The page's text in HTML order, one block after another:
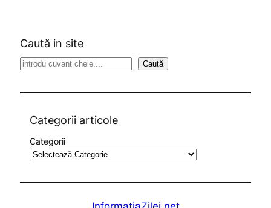
Caută in site
S
Caută
Categorii articole
Categorii